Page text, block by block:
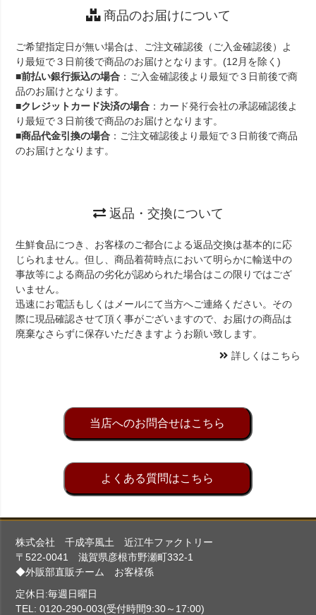
商品のお届けについて
ご希望指定日が無い場合は、ご注文確認後（ご入金確認後）よ
り最短で３日前後で商品のお届けとなります。(12月を除く)
■前払い銀行振込の場合 ：ご入金確認後より最短で３日前後で商
品のお届けとなります。
■クレジットカード決済の場合 ：カード発行会社の承認確認後よ
り最短で３日前後で商品のお届けとなります。
■商品代金引換の場合 ：ご注文確認後より最短で３日前後で商品
のお届けとなります。
返品・交換について
生鮮食品につき、お客様のご都合による返品交換は基本的に応
じられません。但し、商品着荷時点において明らかに輸送中の
事故等による商品の劣化が認められた場合はこの限りではござ
いません。
迅速にお電話もしくはメールにて当方へご連絡ください。その
際に現品確認させて頂く事がございますので、お届けの商品は
廃棄なさらずに保存いただきますようお願い致します。
詳しくはこちら
当店へのお問合せはこちら
よくある質問はこちら
株式会社 千成亭風土 近江牛ファクトリー
〒522-0041 滋賀県彦根市野瀬町332-1
◆外販部直販チーム お客様係
定休日:毎週日曜日
TEL: 0120-290-003(受付時間9:30～17:00)